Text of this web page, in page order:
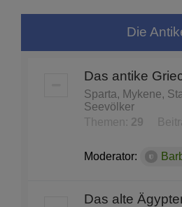
Die
Das antike
Sparta, Mykene,
Seevölker
Themen: 29
Moderator:
Das alte